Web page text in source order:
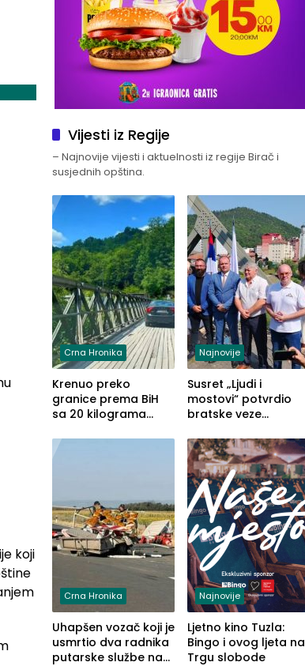
koji
Vijesti iz Regije
– Najnovije vijesti i aktuelnosti iz regije Birač i
susjednih opština.
Crna Hronika
Krenuo preko
granice prema BiH
sa 20 kilograma
u automobilu
Najnovije
Susret „Ljudi i
mostovi“ potvrdio
bratske veze
Zvornika
Crna Hronika
Uhapšen vozač koji je
usmrtio dva radnika
putarske službe na
Najnovije
Ljetno kino Tuzla:
Bingo i ovog ljeta na
Trgu slobode